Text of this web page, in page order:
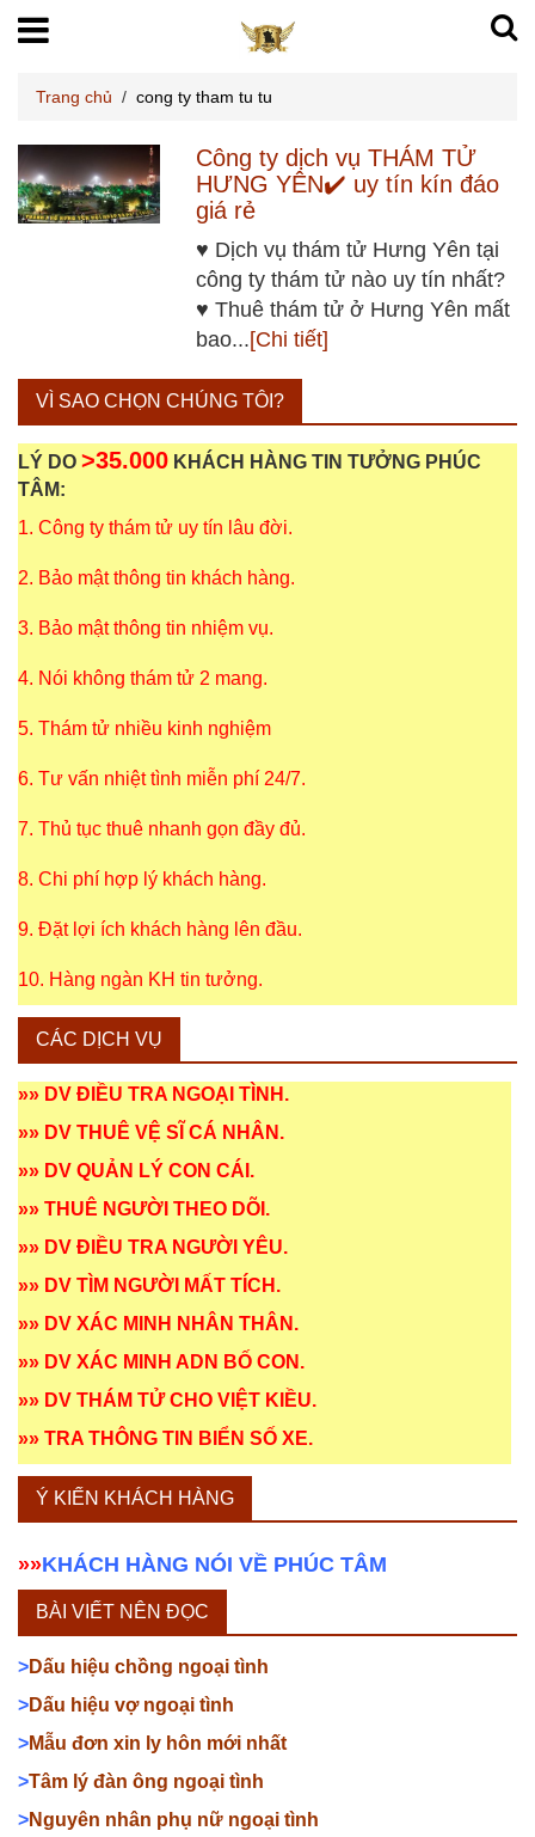
Trang chủ / cong ty tham tu tu
Công ty dịch vụ THÁM TỬ
HƯNG YÊN✔️ uy tín kín đáo
giá rẻ
♥ Dịch vụ thám tử Hưng Yên tại
công ty thám tử nào uy tín nhất?
♥ Thuê thám tử ở Hưng Yên mất
bao...[Chi tiết]
VÌ SAO CHỌN CHÚNG TÔI?
LÝ DO >35.000 KHÁCH HÀNG TIN TƯỞNG PHÚC
TÂM:
1. Công ty thám tử uy tín lâu đời.
2. Bảo mật thông tin khách hàng.
3. Bảo mật thông tin nhiệm vụ.
4. Nói không thám tử 2 mang.
5. Thám tử nhiều kinh nghiệm
6. Tư vấn nhiệt tình miễn phí 24/7.
7. Thủ tục thuê nhanh gọn đầy đủ.
8. Chi phí hợp lý khách hàng.
9. Đặt lợi ích khách hàng lên đầu.
10. Hàng ngàn KH tin tưởng.
CÁC DỊCH VỤ
»» DV ĐIỀU TRA NGOẠI TÌNH .
»» DV THUÊ VỆ SĨ CÁ NHÂN .
»» DV QUẢN LÝ CON CÁI .
»» THUÊ NGƯỜI THEO DÕI .
»» DV ĐIỀU TRA NGƯỜI YÊU.
»» DV TÌM NGƯỜI MẤT TÍCH .
»» DV XÁC MINH NHÂN THÂN .
»» DV XÁC MINH ADN BỐ CON .
»» DV THÁM TỬ CHO VIỆT KIỀU.
»» TRA THÔNG TIN BIỂN SỐ XE.
Ý KIẾN KHÁCH HÀNG
»»KHÁCH HÀNG NÓI VỀ PHÚC TÂM
BÀI VIẾT NÊN ĐỌC
>Dấu hiệu chồng ngoại tình
>Dấu hiệu vợ ngoại tình
>Mẫu đơn xin ly hôn mới nhất
>Tâm lý đàn ông ngoại tình
>Nguyên nhân phụ nữ ngoại tình